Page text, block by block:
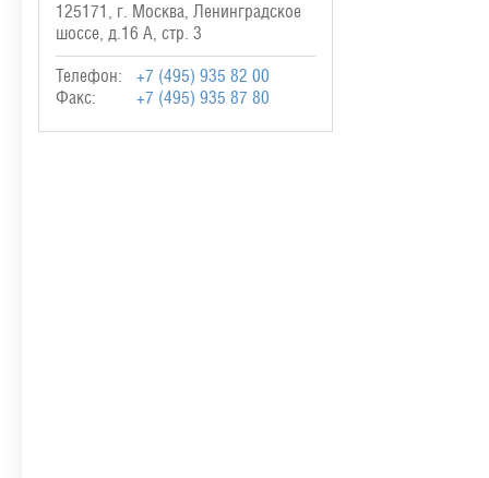
125171, г. Москва, Ленинградское
шоссе, д.16 А, стр. 3
Телефон:
+7 (495) 935 82 00
Факс:
+7 (495) 935 87 80